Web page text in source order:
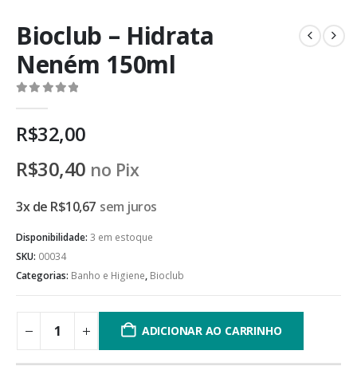
Bioclub – Hidrata
Neném 150ml
R$32,00
R$30,40 no Pix
3x de R$10,67 sem juros
Disponibilidade: 3 em estoque
SKU: 00034
Categorias: Banho e Higiene, Bioclub
ADICIONAR AO CARRINHO